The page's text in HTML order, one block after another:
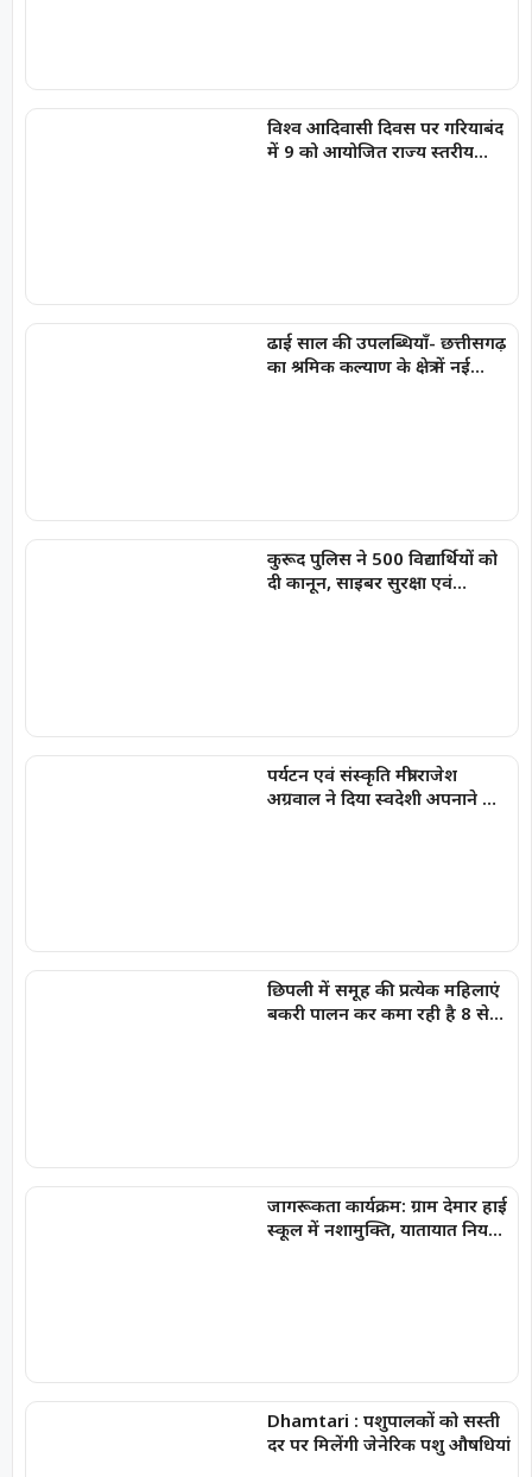
विश्व आदिवासी दिवस पर गरियाबंद
में 9 को आयोजित राज्य स्तरीय
ढाई साल की उपलब्धियाँ- छत्तीसगढ़
का श्रमिक कल्याण के क्षेत्र में नई
कुरूद पुलिस ने 500 विद्यार्थियों को
दी कानून, साइबर सुरक्षा एवं
पर्यटन एवं संस्कृति मंत्री राजेश
अग्रवाल ने दिया स्वदेशी अपनाने का
छिपली में समूह की प्रत्येक महिलाएं
बकरी पालन कर कमा रही है 8 से
जागरूकता कार्यक्रम: ग्राम देमार हाई
स्कूल में नशामुक्ति, यातायात नियमों
Dhamtari : पशुपालकों को सस्ती
दर पर मिलेंगी जेनेरिक पशु औषधियां